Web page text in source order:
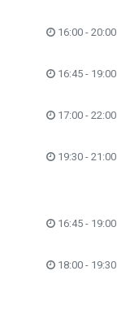
16:00 - 20:00
16:45 - 19:00
17:00 - 22:00
19:30 - 21:00
16:45 - 19:00
18:00 - 19:30